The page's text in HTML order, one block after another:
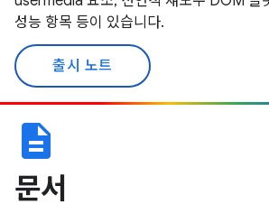
성능 항목 등이 있습니다.
출시 노트
description
문서